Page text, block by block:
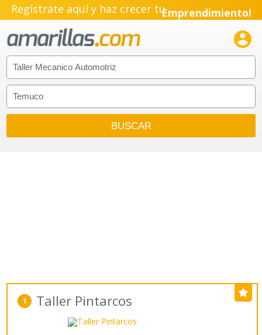
Regístrate aquí y haz crecer tuEmprendimiento!

1 Taller Pintarcos